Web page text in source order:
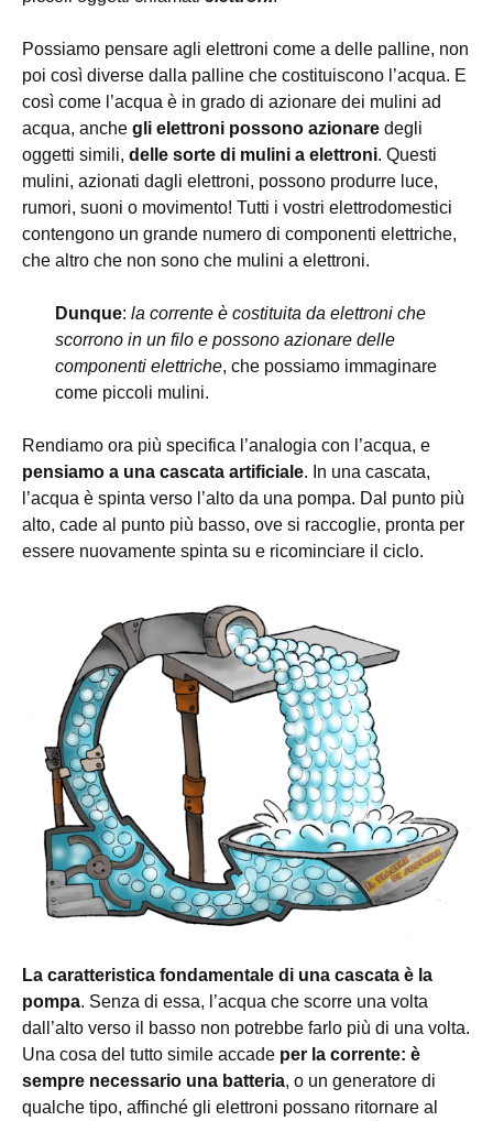
Possiamo pensare agli elettroni come a delle palline, non
poi così diverse dalla palline che costituiscono l’acqua. E
così come l’acqua è in grado di azionare dei mulini ad
acqua, anche gli elettroni possono azionare degli
oggetti simili, delle sorte di mulini a elettroni. Questi
mulini, azionati dagli elettroni, possono produrre luce,
rumori, suoni o movimento! Tutti i vostri elettrodomestici
contengono un grande numero di componenti elettriche,
che altro che non sono che mulini a elettroni.
Dunque: la corrente è costituita da elettroni che
scorrono in un filo e possono azionare delle
componenti elettriche, che possiamo immaginare
come piccoli mulini.
Rendiamo ora più specifica l’analogia con l’acqua, e
pensiamo a una cascata artificiale. In una cascata,
l’acqua è spinta verso l’alto da una pompa. Dal punto più
alto, cade al punto più basso, ove si raccoglie, pronta per
essere nuovamente spinta su e ricominciare il ciclo.
La caratteristica fondamentale di una cascata è la
pompa. Senza di essa, l’acqua che scorre una volta
dall’alto verso il basso non potrebbe farlo più di una volta.
Una cosa del tutto simile accade per la corrente: è
sempre necessario una batteria, o un generatore di
qualche tipo, affinché gli elettroni possano ritornare al